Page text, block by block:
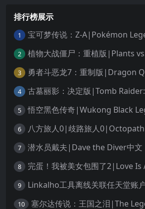
排行榜展示
1 宝可梦传说：Z-A|Pokémon
2
3
4
5 悟空黑色传奇|Wukong Black
6 八方旅人0|歧路旅人
7 潜水员戴夫|Dave the Diver中文
8 完蛋！我被美女包围了2|Love
9 Linkalho工具离线关联任天堂账
10